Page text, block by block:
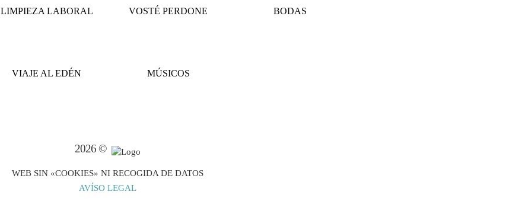
LIMPIEZA LABORAL VOSTÉ PERDONE BODAS
VIAJE AL EDÉN MÚSICOS
2026 ©
WEB SIN «COOKIES» NI RECOGIDA DE DATOS
AVÍSO LEGAL